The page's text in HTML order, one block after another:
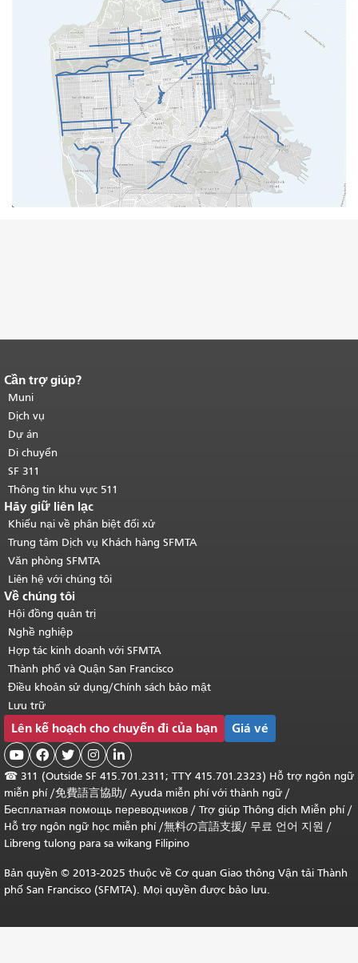
Kết thúc nội dung trang.
của trang này được lặp lại trên mọi
trang.Quay lại đầu trang nội dung
chính.
Cần trợ giúp?
Muni
Dịch vụ
Dự án
Di chuyển
SF 311
Thông tin khu vực 511
Hãy giữ liên lạc
Khiếu nại về phân biệt đối xử
Trung tâm Dịch vụ Khách hàng SFMTA
Văn phòng SFMTA
Liên hệ với chúng tôi
Về chúng tôi
Hội đồng quản trị
Nghề nghiệp
Hợp tác kinh doanh với SFMTA
Thành phố và Quận San Francisco
Điều khoản sử dụng/Chính sách bảo mật
Lưu trữ
Lên kế hoạch cho chuyến đi của bạn Giá vé
    
☎ 311 (Outside SF 415.701.2311; TTY 415.701.2323) Hỗ trợ ngôn ngữ
miễn phí /免費語言協助/ Ayuda miễn phí với thành ngữ /
Бесплатная помощь переводчиков / Trợ giúp Thông dịch Miễn phí/
Hỗ trợ ngôn ngữ học miễn phí/無料の言語支援/ 무료 언어 지원 /
Libreng tulong para sa wikang Filipino
Bản quyền © 2013-2025 thuộc về Cơ quan Giao thông Vận tải Thành
phố San Francisco (SFMTA). Mọi quyền được bảo lưu.